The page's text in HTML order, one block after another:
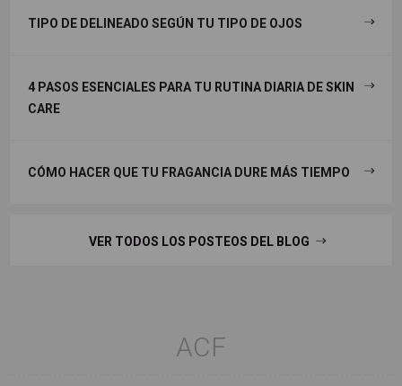
TIPO DE DELINEADO SEGÚN TU TIPO DE OJOS
4 PASOS ESENCIALES PARA TU RUTINA DIARIA DE SKIN
CARE
CÓMO HACER QUE TU FRAGANCIA DURE MÁS TIEMPO
VER TODOS LOS POSTEOS DEL BLOG
ACF